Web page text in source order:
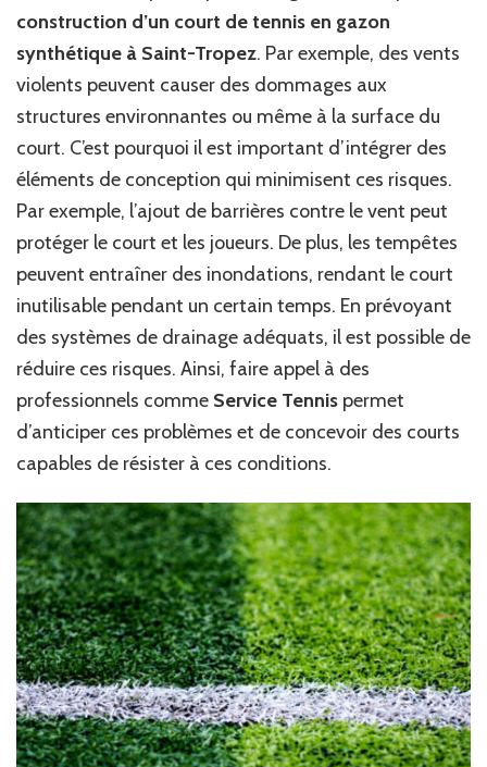
construction d’un court de tennis en gazon
synthétique à Saint-Tropez. Par exemple, des vents
violents peuvent causer des dommages aux
structures environnantes ou même à la surface du
court. C’est pourquoi il est important d’intégrer des
éléments de conception qui minimisent ces risques.
Par exemple, l’ajout de barrières contre le vent peut
protéger le court et les joueurs. De plus, les tempêtes
peuvent entraîner des inondations, rendant le court
inutilisable pendant un certain temps. En prévoyant
des systèmes de drainage adéquats, il est possible de
réduire ces risques. Ainsi, faire appel à des
professionnels comme Service Tennis permet
d’anticiper ces problèmes et de concevoir des courts
capables de résister à ces conditions.